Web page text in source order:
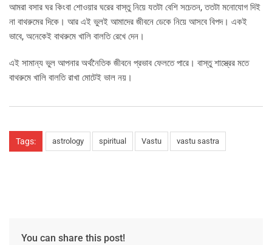
আমরা বসার ঘর কিংবা শোওয়ার ঘরের বাস্তু নিয়ে যতটা বেশি সচেতন, ততটা মনোযোগ দিই
না বাথরুমের দিকে। আর এই ভুলই আমাদের জীবনে ডেকে নিয়ে আসবে বিপদ। একই
ভাবে, অনেকেই বাথরুমে খালি বালতি রেখে দেন।
এই সামান্য ভুল আপনার অর্থনৈতিক জীবনে প্রভাব ফেলতে পারে। বাস্তু শাস্ত্রের মতে
বাথরুমে খালি বালতি রাখা মোটেই ভাল নয়।
Tags: astrology spiritual Vastu vastu sastra
You can share this post!